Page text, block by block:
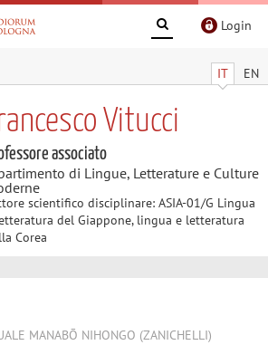
Login
IT EN
Vitucci
associato
di Lingue, Letterature e Culture
scientifico disciplinare: ASIA-01/G Lingua
del Giappone, lingua e letteratura
Corea
MANABŌ NIHONGO (ZANICHELLI)